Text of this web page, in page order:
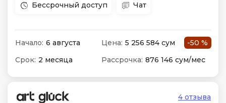
Бессрочный доступ Чат
Начало: 6 августа Цена: 5 256 584 сум
-50 %
Срок: 2 месяца Рассрочка: 876 146 сум/мес
4 отзыва